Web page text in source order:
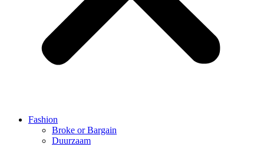
Fashion
Broke or Bargain
Duurzaam